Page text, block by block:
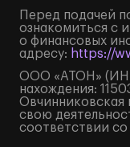
Перед подачей
ознакомиться с
о финансовых
адресу: https://
ООО «АТОН»
нахождения:
Овчинниковская
свою
соответствии